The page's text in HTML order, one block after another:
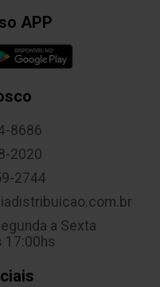
APP
8686
2020
2744
a Sexta
17:00hs